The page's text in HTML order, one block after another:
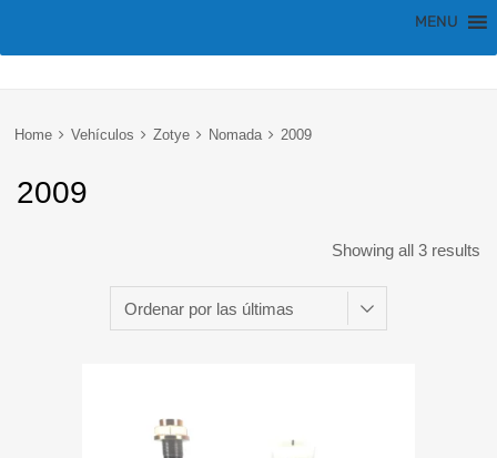
MENU
Home Vehículos Zotye Nomada 2009
2009
Showing all 3 results